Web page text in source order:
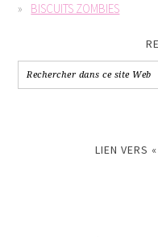
BISCUITS ZOMBIES
LIEN VERS